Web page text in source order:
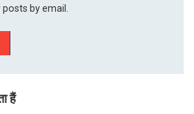
by email.
हैं